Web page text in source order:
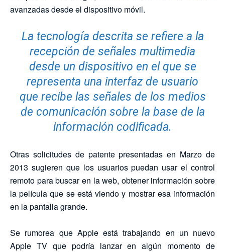
avanzadas desde el dispositivo móvil.
La tecnología descrita se refiere a la
recepción de señales multimedia
desde un dispositivo en el que se
representa una interfaz de usuario
que recibe las señales de los medios
de comunicación sobre la base de la
información codificada.
Otras solicitudes de patente presentadas en Marzo de
2013 sugieren que los usuarios puedan usar el control
remoto para buscar en la web, obtener información sobre
la película que se está viendo y mostrar esa información
en la pantalla grande.
Se rumorea que Apple está trabajando en un nuevo
Apple TV que podría lanzar en algún momento de